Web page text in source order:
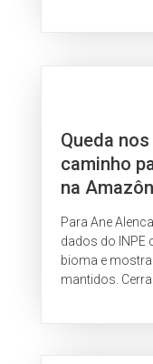
Queda
caminho
na
Para Ane
dados do INPE
bioma e
mantidos.